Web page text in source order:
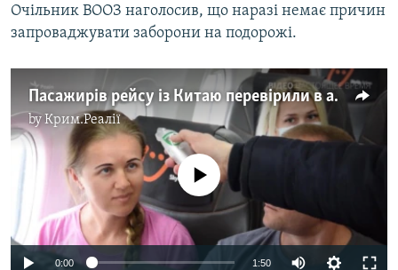
Очільник ВООЗ наголосив, що наразі немає причин
запроваджувати заборони на подорожі.
Пасажирів рейсу із Китаю перевірили в аеропорту Києва – відео
byКрим.Реалії
No media source currently available
0:00 1:50